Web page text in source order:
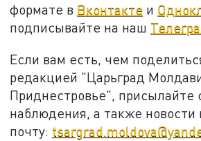
формате в Вконтакте и
подписывайте на наш
Если вам есть, чем
редакцией "Царьград
Приднестровье", присылайте
наблюдения, а также новости
почту: